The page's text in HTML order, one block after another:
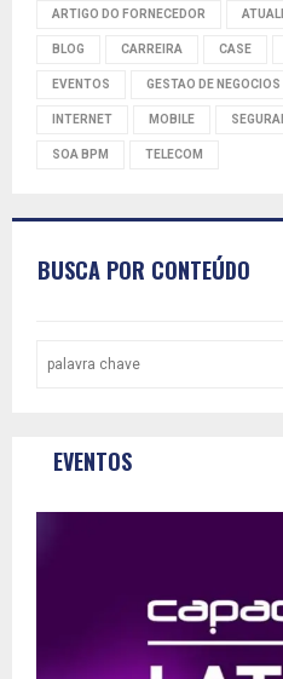
ARTIGO DO FORNECEDOR
BLOG CARREIRA CASE
EVENTOS GESTAO DE NEGOCIOS
INTERNET MOBILE
SOA BPM TELECOM
BUSCA POR CONTEÚDO
EVENTOS